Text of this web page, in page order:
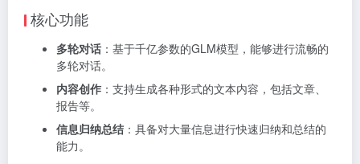
核心功能
多轮对话 ：基于千亿参数的GLM模型，能够进行流畅的
多轮对话。
内容创作 ：支持生成各种形式的文本内容，包括文章、
报告等。
信息归纳总结 ：具备对大量信息进行快速归纳和总结的
能力。